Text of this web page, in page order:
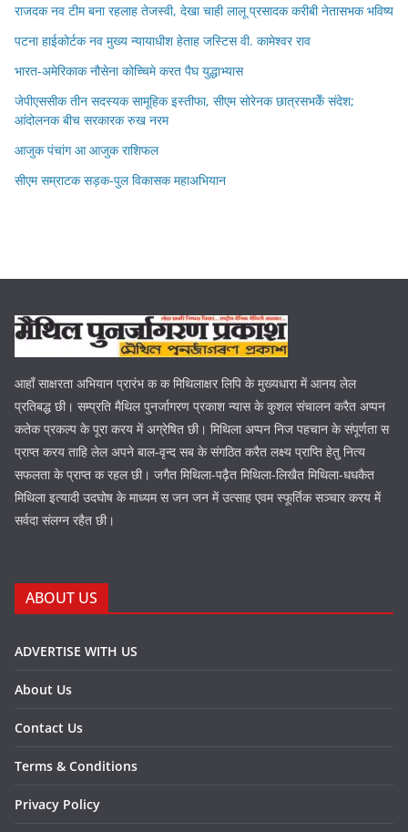
राजदक नव टीम बना रहलाह तेजस्वी, देखा चाही लालू प्रसादक करीबी नेतासभक भविष्य
पटना हाईकोर्टक नव मुख्य न्यायाधीश हेताह जस्टिस वी. कामेश्वर राव
भारत-अमेरिकाक नौसेना कोच्चिमे करत पैघ युद्धाभ्यास
जेपीएससीक तीन सदस्यक सामूहिक इस्तीफा, सीएम सोरेनक छात्रसभकेँ संदेश;
आंदोलनक बीच सरकारक रुख नरम
आजुक पंचांग आ आजुक राशिफल
सीएम सम्राटक सड़क-पुल विकासक महाअभियान
आहाँ साक्षरता अभियान प्रारंभ क क मिथिलाक्षर लिपि के मुख्यधारा में आनय लेल
प्रतिबद्ध छी। सम्प्रति मैथिल पुनर्जागरण प्रकाश न्यास के कुशल संचालन करैत अप्पन
कतेक प्रकल्प के पूरा करय में अग्रेषित छी। मिथिला अप्पन निज पहचान के संपूर्णता स
प्राप्त करय ताहि लेल अपने बाल-वृन्द सब के संगठित करैत लक्ष्य प्राप्ति हेतु नित्य
सफलता के प्राप्त क रहल छी। जगैत मिथिला-पढ़ैत मिथिला-लिखैत मिथिला-धधकैत
मिथिला इत्यादी उदघोष के माध्यम स जन जन में उत्साह एवम स्फूर्तिक सञ्चार करय में
सर्वदा संलग्न रहैत छी।
ABOUT US
ADVERTISE WITH US
About Us
Contact Us
Terms & Conditions
Privacy Policy